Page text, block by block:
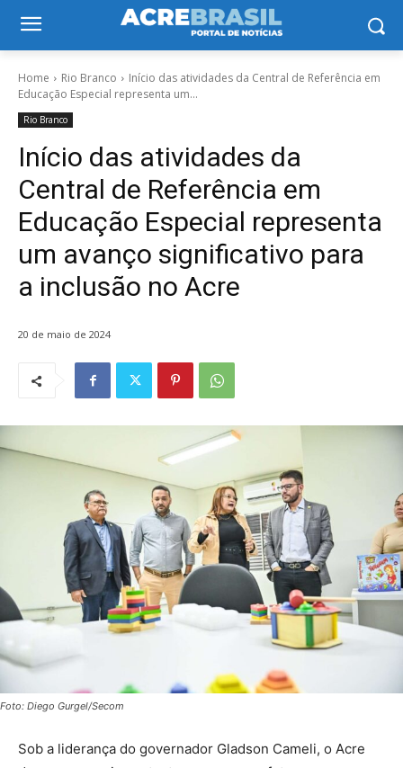
Home Rio Branco
Início das atividades da Central de Referência em
Educação Especial representa um...
Rio Branco
Início das atividades da
Central de Referência em
Educação Especial representa
um avanço significativo para
a inclusão no Acre
20 de maio de 2024
Foto: Diego Gurgel/Secom
Sob a liderança do governador Gladson Cameli, o Acre